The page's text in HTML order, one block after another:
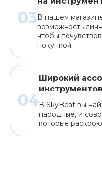
В нашем
возможность
чтобы
покупкой.
Широкий
инструментов
В SkyBeat вы
народные, и
которые